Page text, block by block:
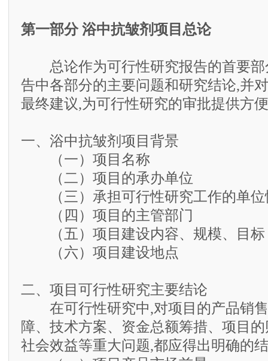
第一部分 浴中抗皱剂项目总论
总论作为可行性研究报告的首要部
告中各部分的主要问题和研究结论,并
最终建议,为可行性研究的审批提供方
一、浴中抗皱剂项目背景
（一）项目名称
（二）项目的承办单位
（三）承担可行性研究工作的单位
（四）项目的主管部门
（五）项目建设内容、规模、目标
（六）项目建设地点
二、项目可行性研究主要结论
在可行性研究中,对项目的产品销售
障、技术方案、资金总额筹措、项目
社会效益等重大问题,都应得出明确的